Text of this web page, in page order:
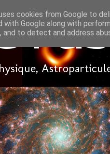
cookies from Google to
with Google along with
to detect and address